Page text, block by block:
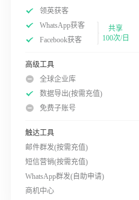
领英获客
WhatsApp获客
Facebook获客
共享
100次/日
高级工具
全球企业库
数据导出(按需充值)
免费子账号
触达工具
邮件群发(按需充值)
短信营销(按需充值)
WhatsApp群发(自助申请)
商机中心